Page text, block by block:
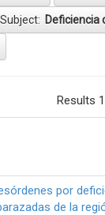
Subject: Deficiencia
Results
por
de la